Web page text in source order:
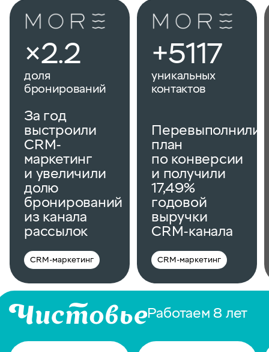
×2.2
доля
бронирований
За год
выстроили
CRM-
маркетинг
и увеличили
долю
бронирований
из канала
рассылок
CRM-маркетинг
+5117
уникальных
контактов
Перевыполнили
план
по конверсии
и получили
17,49%
годовой
выручки
CRM-канала
CRM-маркетинг
Работаем 8 лет